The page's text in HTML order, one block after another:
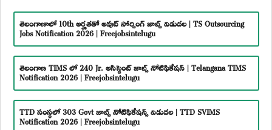
తెలంగాణాలో 10th అర్హతతో అవుట్ సోర్సింగ్ జాబ్స్ విడుదల | TS Outsourcing
Jobs Notification 2026 | Freejobsintelugu
తెలంగాణ TIMS లో 240 Jr. అసిస్టెంట్ జాబ్స్ నోటిఫికేషన్ | Telangana TIMS
Notification 2026 | Freejobsintelugu
TTD సంస్థలో 303 Govt జాబ్స్ నోటిఫికేషన్స్ విడుదల | TTD SVIMS
Notification 2026 | Freejobsintelugu